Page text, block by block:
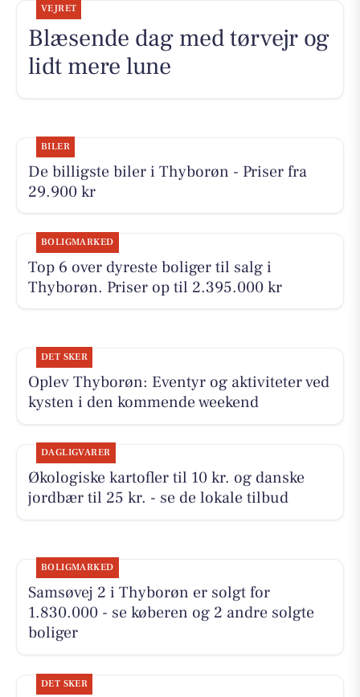
VEJRET
Blæsende dag med tørvejr og
lidt mere lune
BILER
De billigste biler i Thyborøn - Priser fra
29.900 kr
BOLIGMARKED
Top 6 over dyreste boliger til salg i
Thyborøn. Priser op til 2.395.000 kr
DET SKER
Oplev Thyborøn: Eventyr og aktiviteter ved
kysten i den kommende weekend
DAGLIGVARER
Økologiske kartofler til 10 kr. og danske
jordbær til 25 kr. - se de lokale tilbud
BOLIGMARKED
Samsøvej 2 i Thyborøn er solgt for
1.830.000 - se køberen og 2 andre solgte
boliger
DET SKER